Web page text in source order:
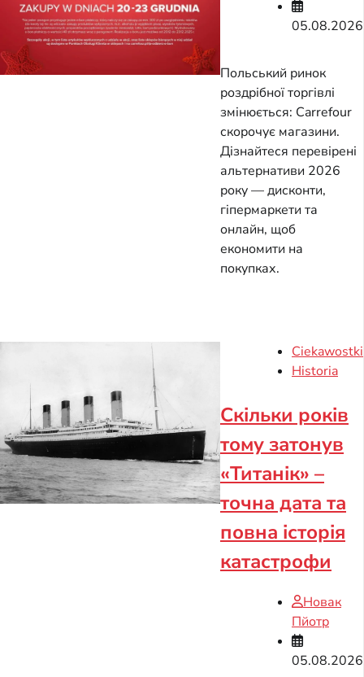
05.08.2026
Польський ринок
роздрібної торгівлі
змінюється: Carrefour
скорочує магазини.
Дізнайтеся перевірені
альтернативи 2026
року — дисконти,
гіпермаркети та
онлайн, щоб
економити на
покупках.
Ciekawostki
Historia
Скільки років
тому затонув
«Титанік» –
точна дата та
повна історія
катастрофи
Новак
Пйотр
05.08.2026